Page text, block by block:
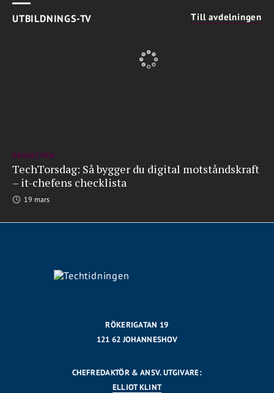
UTBILDNINGS-TV Till avdelningen
BRANSCHEN
TechTorsdag: Så bygger du digital motståndskraft
– it-chefens checklista
19 mars
RÖKERIGATAN 19
121 62 JOHANNESHOV
CHEFREDAKTÖR & ANSV. UTGIVARE:
ELLIOT KLINT